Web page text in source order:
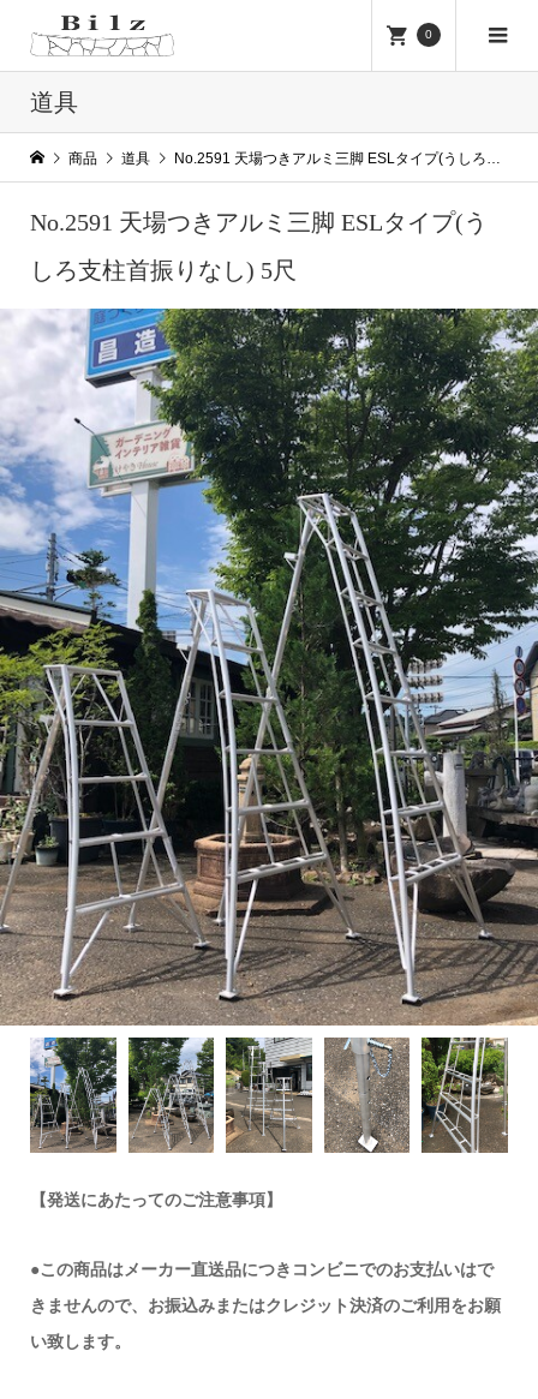
0
道具
商品 道具 No.2591 天場つきアルミ三脚 ESLタイプ(うしろ支柱首振りなし) 5尺
No.2591 天場つきアルミ三脚 ESLタイプ(う
しろ支柱首振りなし) 5尺
【発送にあたってのご注意事項】
●この商品はメーカー直送品につきコンビニでのお支払いはで
きませんので、お振込みまたはクレジット決済のご利用をお願
い致します。